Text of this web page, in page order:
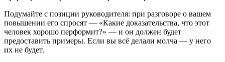
Подумайте с позиции руководителя: при разговоре о вашем
повышении его спросят — «Какие доказательства, что этот
человек хорошо перформит?» — и он должен будет
предоставить примеры. Если вы всё делали молча — у него
их не будет.